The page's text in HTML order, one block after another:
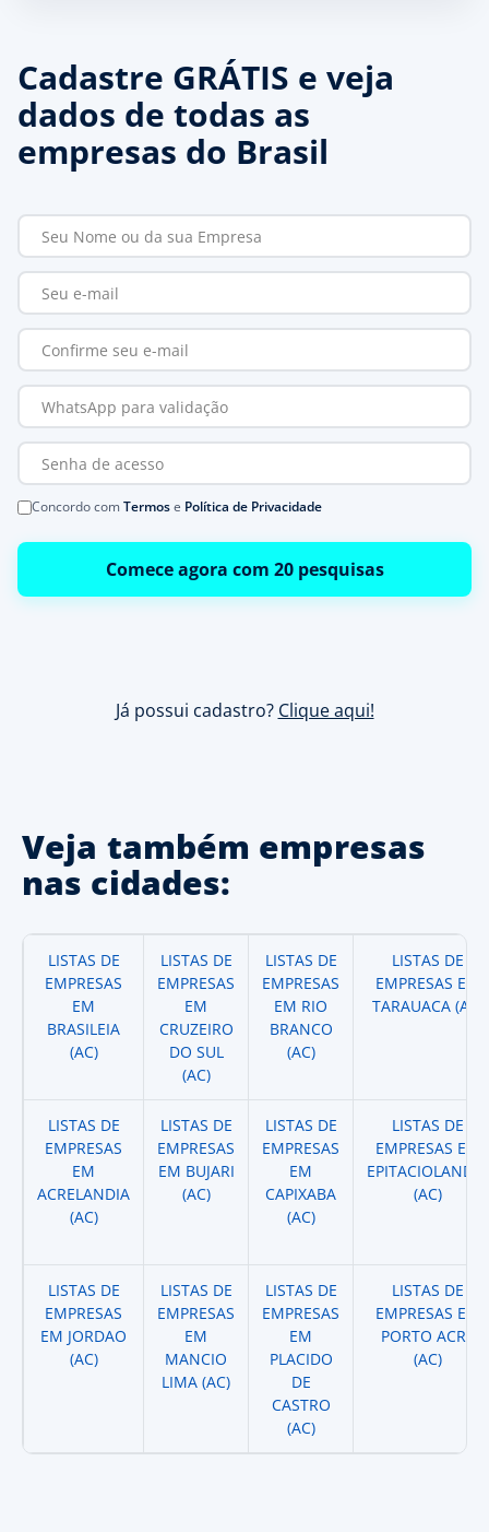
Cadastre GRÁTIS e veja
dados de todas as
empresas do Brasil
Concordo comTermose Política de Privacidade
Comece agora com 20 pesquisas
Já possui cadastro? Clique aqui!
Veja também empresas
nas cidades:
LISTAS DE
EMPRESAS
EM
BRASILEIA
(AC)
LISTAS DE
EMPRESAS
EM
CRUZEIRO
DO SUL
(AC)
LISTAS DE
EMPRESAS
EM RIO
BRANCO
(AC)
LISTAS DE
EMPRESAS EM
TARAUACA (AC)
LISTAS DE
EMPRESAS
EM
ACRELANDIA
(AC)
LISTAS DE
EMPRESAS
EM BUJARI
(AC)
LISTAS DE
EMPRESAS
EM
CAPIXABA
(AC)
LISTAS DE
EMPRESAS EM
EPITACIOLANDIA
(AC)
LISTAS DE
EMPRESAS
EM JORDAO
(AC)
LISTAS DE
EMPRESAS
EM
MANCIO
LIMA (AC)
LISTAS DE
EMPRESAS
EM
PLACIDO
DE
CASTRO
(AC)
LISTAS DE
EMPRESAS EM
PORTO ACRE
(AC)